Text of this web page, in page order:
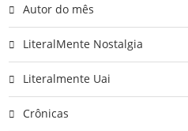
Autor do mês
LiteralMente Nostalgia
Literalmente Uai
Crônicas